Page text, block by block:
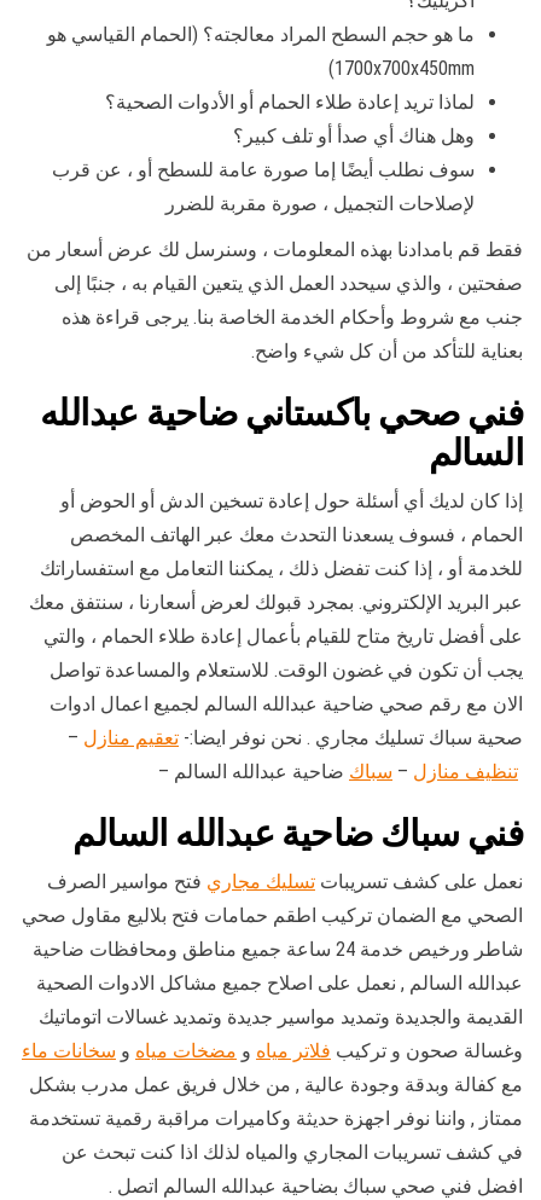
ما هو حجم السطح المراد معالجته؟ (الحمام القياسي هو
1700x700x450mm)
لماذا تريد إعادة طلاء الحمام أو الأدوات الصحية؟
وهل هناك أي صدأ أو تلف كبير؟
سوف نطلب أيضًا إما صورة عامة للسطح أو ، عن قرب
لإصلاحات التجميل ، صورة مقربة للضرر
فقط قم بامدادنا بهذه المعلومات ، وسنرسل لك عرض أسعار من
صفحتين ، والذي سيحدد العمل الذي يتعين القيام به ، جنبًا إلى
جنب مع شروط وأحكام الخدمة الخاصة بنا. يرجى قراءة هذه
بعناية للتأكد من أن كل شيء واضح.
فني صحي باكستاني ضاحية عبدالله
السالم
إذا كان لديك أي أسئلة حول إعادة تسخين الدش أو الحوض أو
الحمام ، فسوف يسعدنا التحدث معك عبر الهاتف المخصص
للخدمة أو ، إذا كنت تفضل ذلك ، يمكننا التعامل مع استفساراتك
عبر البريد الإلكتروني. بمجرد قبولك لعرض أسعارنا ، سنتفق معك
على أفضل تاريخ متاح للقيام بأعمال إعادة طلاء الحمام ، والتي
يجب أن تكون في غضون الوقت. للاستعلام والمساعدة تواصل
الان مع رقم صحي ضاحية عبدالله السالم لجميع اعمال ادوات
صحية سباك تسليك مجاري . نحن نوفر ايضا:- تعقيم منازل –
تنظيف منازل – سباك ضاحية عبدالله السالم –
فني سباك ضاحية عبدالله السالم
نعمل على كشف تسريبات تسليك مجاري فتح مواسير الصرف
الصحي مع الضمان تركيب اطقم حمامات فتح بلاليع مقاول صحي
شاطر ورخيص خدمة 24 ساعة جميع مناطق ومحافظات ضاحية
عبدالله السالم , نعمل على اصلاح جميع مشاكل الادوات الصحية
القديمة والجديدة وتمديد مواسير جديدة وتمديد غسالات اتوماتيك
وغسالة صحون و تركيب فلاتر مياه و مضخات مياه و سخانات ماء
مع كفالة وبدقة وجودة عالية , من خلال فريق عمل مدرب بشكل
ممتاز , واننا نوفر اجهزة حديثة وكاميرات مراقبة رقمية تستخدمة
في كشف تسريبات المجاري والمياه لذلك اذا كنت تبحث عن
افضل فني صحي سباك بضاحية عبدالله السالم اتصل .